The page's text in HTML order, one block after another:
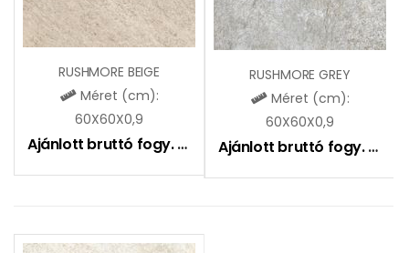
RUSHMORE BEIGE
Méret (cm):
60X60X0,9
Ajánlott bruttó fogy. ár: 9490Ft
RUSHMORE GREY
Méret (cm):
60X60X0,9
Ajánlott bruttó fogy. ár: